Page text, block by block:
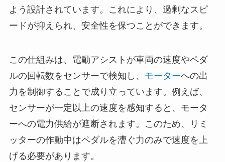
よう設計されています。これにより、過剰なスピ
ードが抑えられ、安全性を保つことができます。
この仕組みは、電動アシストが車両の速度やペダ
ルの回転数をセンサーで検知し、 モーターへの出
力を制御することで成り立っています。例えば、
センサーが一定以上の速度を感知すると、モータ
ーへの電力供給が遮断されます。このため、リミ
ッターの作動中はペダルを漕ぐ力のみで速度を上
げる必要があります。